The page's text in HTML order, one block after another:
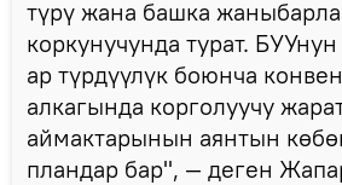
түрү жана башка
коркунучунда турат.
ар түрдүүлүк боюнча
алкагында корголуучу
аймактарынын аянтын
пландар бар", — деген